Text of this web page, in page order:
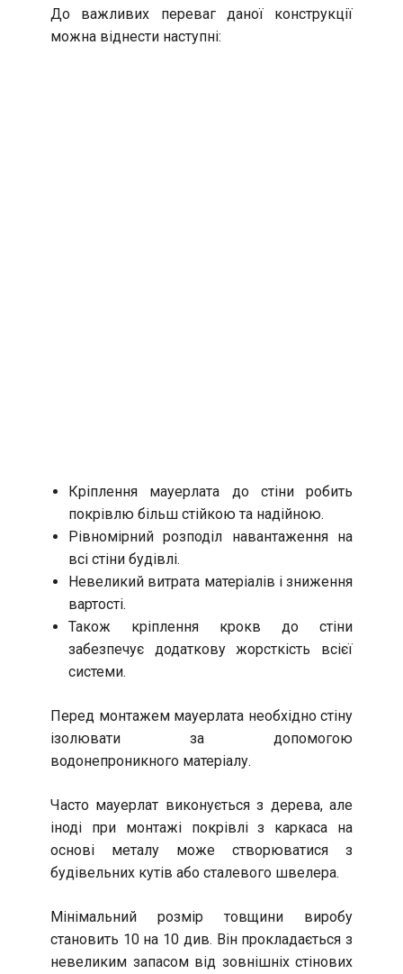
До важливих переваг даної конструкції
можна віднести наступні:
Кріплення мауерлата до стіни робить
покрівлю більш стійкою та надійною.
Рівномірний розподіл навантаження на
всі стіни будівлі.
Невеликий витрата матеріалів і зниження
вартості.
Також кріплення крокв до стіни
забезпечує додаткову жорсткість всієї
системи.
Перед монтажем мауерлата необхідно стіну
ізолювати за допомогою
водонепроникного матеріалу.
Часто мауерлат виконується з дерева, але
іноді при монтажі покрівлі з каркаса на
основі металу може створюватися з
будівельних кутів або сталевого швелера.
Мінімальний розмір товщини виробу
становить 10 на 10 див. Він прокладається з
невеликим запасом від зовнішніх стінових